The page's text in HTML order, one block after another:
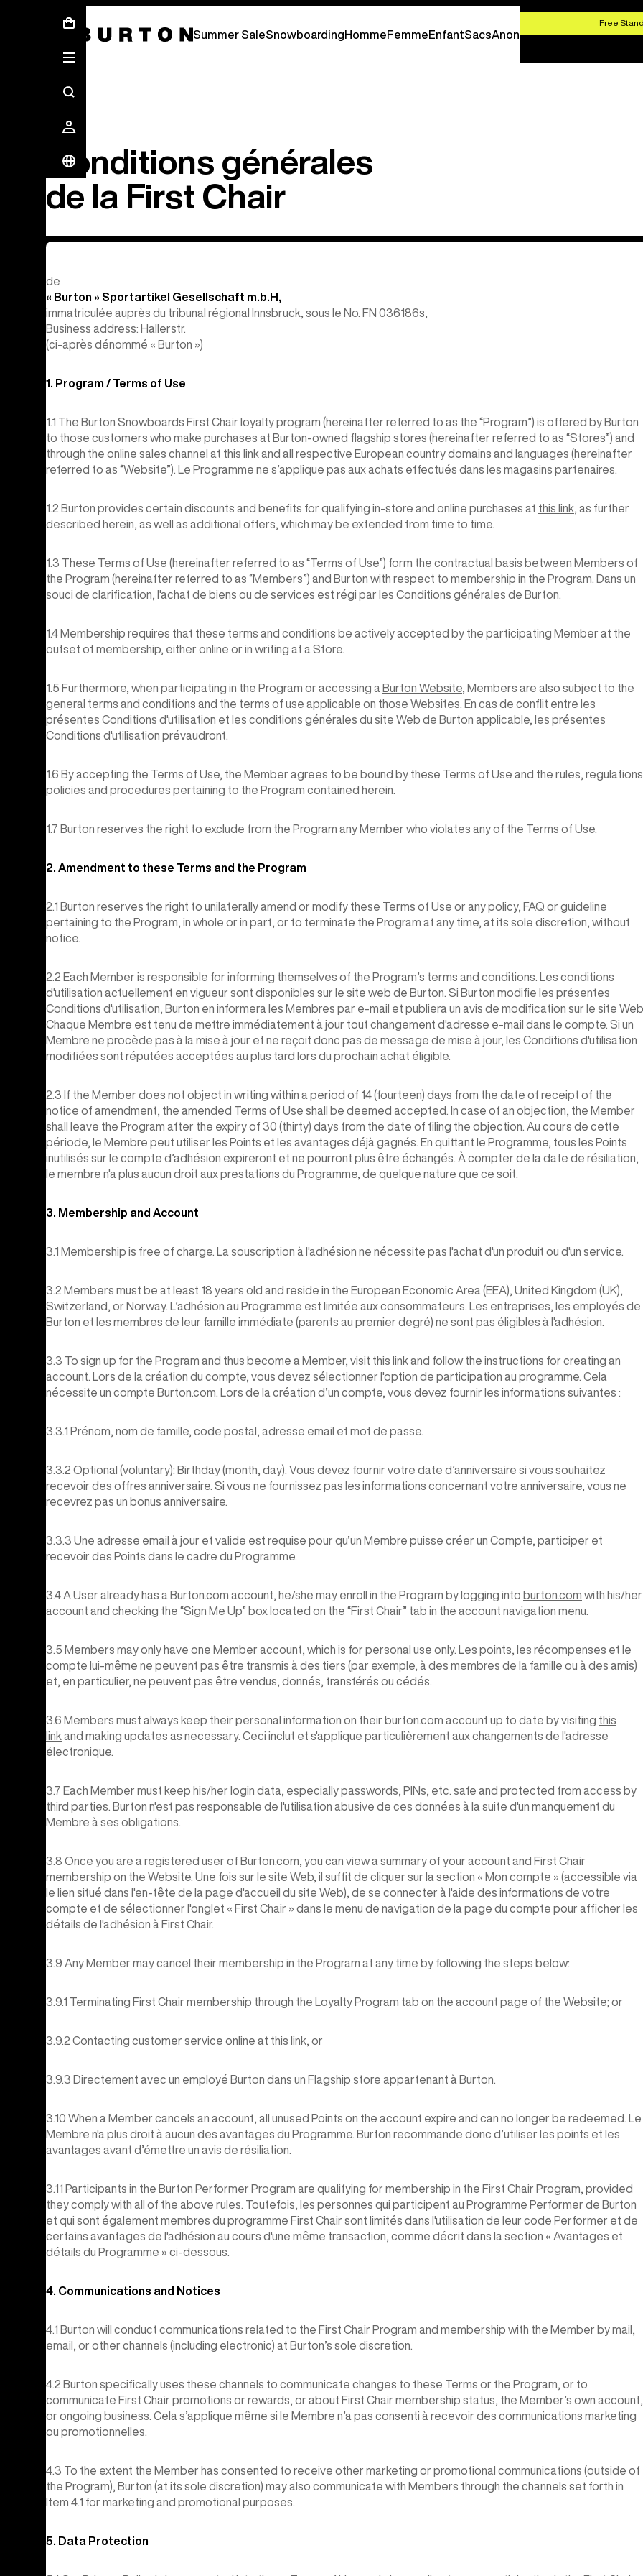
Free
Summer SaleSnowboardingHommeFemmeEnfantSacsAnon
Conditions générales
de la First Chair
de
« Burton » Sportartikel Gesellschaft m.b.H,
immatriculée auprès du tribunal régional Innsbruck, sous le No. FN 036186s,
Business address: Hallerstr.
(ci-après dénommé « Burton »)
1. Program / Terms of Use
1.1 The Burton Snowboards First Chair loyalty program (hereinafter referred to as the “Program”) is offered by Burton
to those customers who make purchases at Burton-owned flagship stores (hereinafter referred to as “Stores”) and
through the online sales channel at this linkand all respective European country domains and languages (hereinafter
referred to as “Website”). Le Programme ne s’applique pas aux achats effectués dans les magasins partenaires.
1.2 Burton provides certain discounts and benefits for qualifying in-store and online purchases at this link, as further
described herein, as well as additional offers, which may be extended from time to time.
1.3 These Terms of Use (hereinafter referred to as “Terms of Use”) form the contractual basis between Members of
the Program (hereinafter referred to as “Members”) and Burton with respect to membership in the Program. Dans un
souci de clarification, l'achat de biens ou de services est régi par les Conditions générales de Burton.
1.4 Membership requires that these terms and conditions be actively accepted by the participating Member at the
outset of membership, either online or in writing at a Store.
1.5 Furthermore, when participating in the Program or accessing a Burton Website, Members are also subject to the
general terms and conditions and the terms of use applicable on those Websites. En cas de conflit entre les
présentes Conditions d'utilisation et les conditions générales du site Web de Burton applicable, les présentes
Conditions d'utilisation prévaudront.
1.6 By accepting the Terms of Use, the Member agrees to be bound by these Terms of Use and the rules,
policies and procedures pertaining to the Program contained herein.
1.7 Burton reserves the right to exclude from the Program any Member who violates any of the Terms of Use.
2. Amendment to these Terms and the Program
2.1 Burton reserves the right to unilaterally amend or modify these Terms of Use or any policy, FAQ or guideline
pertaining to the Program, in whole or in part, or to terminate the Program at any time, at its sole discretion, without
notice.
2.2 Each Member is responsible for informing themselves of the Program’s terms and conditions. Les conditions
d'utilisation actuellement en vigueur sont disponibles sur le site web de Burton. Si Burton modifie les présentes
Conditions d'utilisation, Burton en informera les Membres par e-mail et publiera un avis de modification sur le site
Chaque Membre est tenu de mettre immédiatement à jour tout changement d'adresse e-mail dans le compte. Si un
Membre ne procède pas à la mise à jour et ne reçoit donc pas de message de mise à jour, les Conditions d'utilisation
modifiées sont réputées acceptées au plus tard lors du prochain achat éligible.
2.3 If the Member does not object in writing within a period of 14 (fourteen) days from the date of receipt of the
notice of amendment, the amended Terms of Use shall be deemed accepted. In case of an objection, the Member
shall leave the Program after the expiry of 30 (thirty) days from the date of filing the objection. Au cours de cette
période, le Membre peut utiliser les Points et les avantages déjà gagnés. En quittant le Programme, tous les Points
inutilisés sur le compte d’adhésion expireront et ne pourront plus être échangés. À compter de la date de résiliation,
le membre n'a plus aucun droit aux prestations du Programme, de quelque nature que ce soit.
3. Membership and Account
3.1 Membership is free of charge. La souscription à l'adhésion ne nécessite pas l'achat d'un produit ou d'un service.
3.2 Members must be at least 18 years old and reside in the European Economic Area (EEA), United Kingdom (UK),
Switzerland, or Norway. L’adhésion au Programme est limitée aux consommateurs. Les entreprises, les employés de
Burton et les membres de leur famille immédiate (parents au premier degré) ne sont pas éligibles à l'adhésion.
3.3 To sign up for the Program and thus become a Member, visit this linkand follow the instructions for creating an
account. Lors de la création du compte, vous devez sélectionner l'option de participation au programme. Cela
nécessite un compte Burton.com. Lors de la création d’un compte, vous devez fournir les informations suivantes :
3.3.1 Prénom, nom de famille, code postal, adresse email et mot de passe.
3.3.2 Optional (voluntary): Birthday (month, day). Vous devez fournir votre date d’anniversaire si vous souhaitez
recevoir des offres anniversaire. Si vous ne fournissez pas les informations concernant votre anniversaire, vous ne
recevrez pas un bonus anniversaire.
3.3.3 Une adresse email à jour et valide est requise pour qu’un Membre puisse créer un Compte, participer et
recevoir des Points dans le cadre du Programme.
3.4 A User already has a Burton.com account, he/she may enroll in the Program by logging into burton.com with his/her
account and checking the “Sign Me Up” box located on the “First Chair” tab in the account navigation menu.
3.5 Members may only have one Member account, which is for personal use only. Les points, les récompenses et le
compte lui-même ne peuvent pas être transmis à des tiers (par exemple, à des membres de la famille ou à des amis)
et, en particulier, ne peuvent pas être vendus, donnés, transférés ou cédés.
3.6 Members must always keep their personal information on their burton.com account up to date by visiting this
linkand making updates as necessary. Ceci inclut et s'applique particulièrement aux changements de l'adresse
électronique.
3.7 Each Member must keep his/her login data, especially passwords, PINs, etc. safe and protected from access by
third parties. Burton n'est pas responsable de l'utilisation abusive de ces données à la suite d'un manquement du
Membre à ses obligations.
3.8 Once you are a registered user of Burton.com, you can view a summary of your account and First Chair
membership on the Website. Une fois sur le site Web, il suffit de cliquer sur la section « Mon compte » (accessible via
le lien situé dans l'en-tête de la page d'accueil du site Web), de se connecter à l'aide des informations de votre
compte et de sélectionner l'onglet « First Chair » dans le menu de navigation de la page du compte pour afficher les
détails de l'adhésion à First Chair.
3.9 Any Member may cancel their membership in the Program at any time by following the steps below:
3.9.1 Terminating First Chair membership through the Loyalty Program tab on the account page of the Website; or
3.9.2 Contacting customer service online at this link, or
3.9.3 Directement avec un employé Burton dans un Flagship store appartenant à Burton.
3.10 When a Member cancels an account, all unused Points on the account expire and can no longer be redeemed. Le
Membre n'a plus droit à aucun des avantages du Programme. Burton recommande donc d’utiliser les points et les
avantages avant d’émettre un avis de résiliation.
3.11 Participants in the Burton Performer Program are qualifying for membership in the First Chair Program, provided
they comply with all of the above rules. Toutefois, les personnes qui participent au Programme Performer de Burton
et qui sont également membres du programme First Chair sont limités dans l'utilisation de leur code Performer et de
certains avantages de l'adhésion au cours d'une même transaction, comme décrit dans la section « Avantages et
détails du Programme » ci-dessous.
4. Communications and Notices
4.1 Burton will conduct communications related to the First Chair Program and membership with the Member by mail,
email, or other channels (including electronic) at Burton’s sole discretion.
4.2 Burton specifically uses these channels to communicate changes to these Terms or the Program, or to
communicate First Chair promotions or rewards, or about First Chair membership status, the Member’s own account,
or ongoing business. Cela s’applique même si le Membre n’a pas consenti à recevoir des communications marketing
ou promotionnelles.
4.3 To the extent the Member has consented to receive other marketing or promotional communications (outside of
the Program), Burton (at its sole discretion) may also communicate with Members through the channels set forth in
Item 4.1 for marketing and promotional purposes.
5. Data Protection